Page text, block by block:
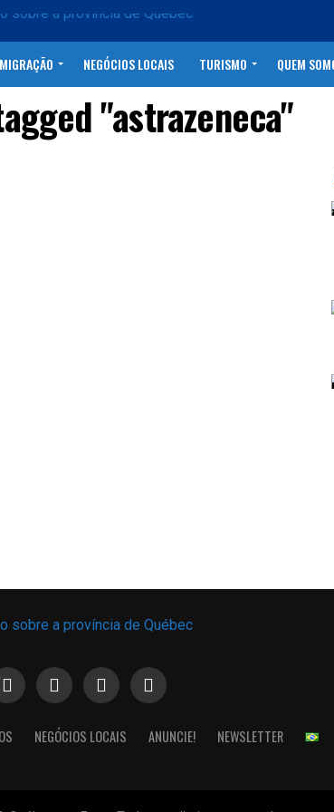
NEGÓCIOS LOCAIS TURISMO QUEM
"astrazeneca"
NEGÓCIOS LOCAIS ANUNCIE! NEWSLETTER